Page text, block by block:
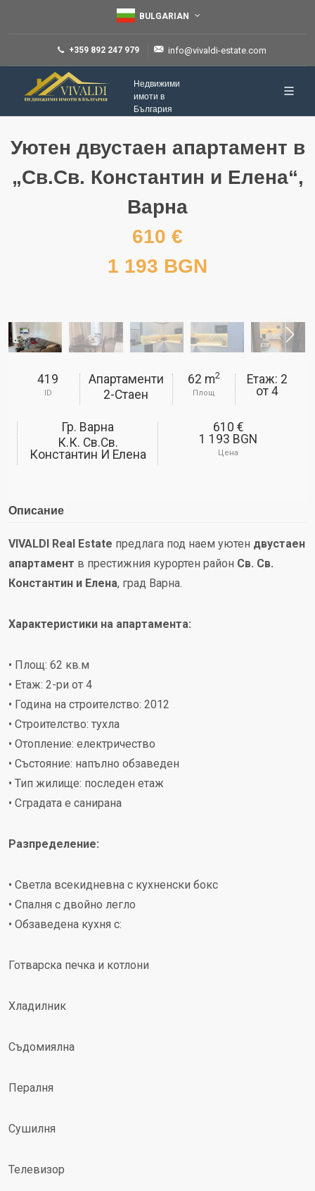
BULGARIAN
+359 892 247 979 info@vivaldi-estate.com
Недвижими
имоти в
България
Уютен двустаен апартамент в
„Св.Св. Константин и Елена“,
Варна
610 €
1 193 BGN
419
ID
Апартаменти
2-Стаен
62 m2
Площ
Етаж: 2
от4
Гр. Варна
К.к. Св.Св.
Константин И Елена
610 €
1 193 BGN
Цена
Описание
VIVALDI Real Estate предлага под наем уютен двустаен
апартамент в престижния курортен район Св. Св.
Константин и Елена, град Варна.
Характеристики на апартамента:
• Площ: 62 кв.м
• Етаж: 2-ри от 4
• Година на строителство: 2012
• Строителство: тухла
• Отопление: електричество
• Състояние: напълно обзаведен
• Тип жилище: последен етаж
• Сградата е санирана
Разпределение:
• Светла всекидневна с кухненски бокс
• Спалня с двойно легло
• Обзаведена кухня с:
Готварска печка и котлони
Хладилник
Съдомиялна
Пералня
Сушилня
Телевизор